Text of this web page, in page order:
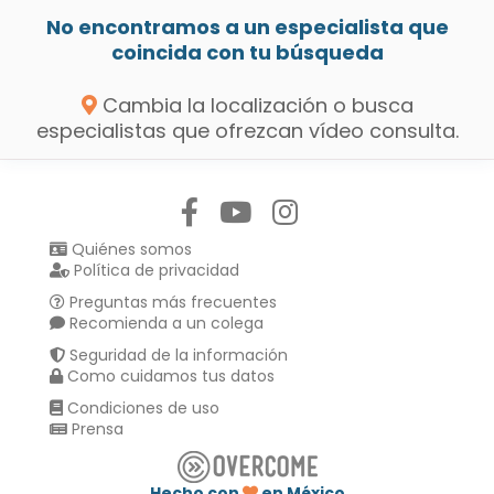
No encontramos a un especialista que
coincida con tu búsqueda
Cambia la localización o busca
especialistas que ofrezcan vídeo consulta.
Quiénes somos
Política de privacidad
Preguntas más frecuentes
Recomienda a un colega
Seguridad de la información
Como cuidamos tus datos
Condiciones de uso
Prensa